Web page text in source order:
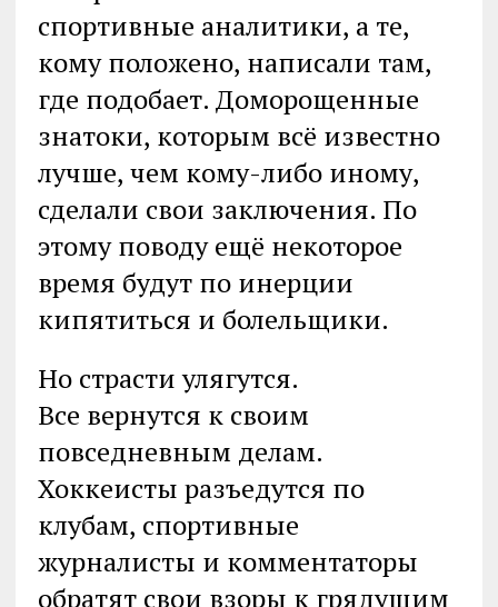
спортивные аналитики, а те,
кому положено, написали там,
где подобает. Доморощенные
знатоки, которым всё известно
лучше, чем кому-либо иному,
сделали свои заключения. По
этому поводу ещё некоторое
время будут по инерции
кипятиться и болельщики.
Но страсти улягутся.
Все вернутся к своим
повседневным делам.
Хоккеисты разъедутся по
клубам, спортивные
журналисты и комментаторы
обратят свои взоры к грядущим